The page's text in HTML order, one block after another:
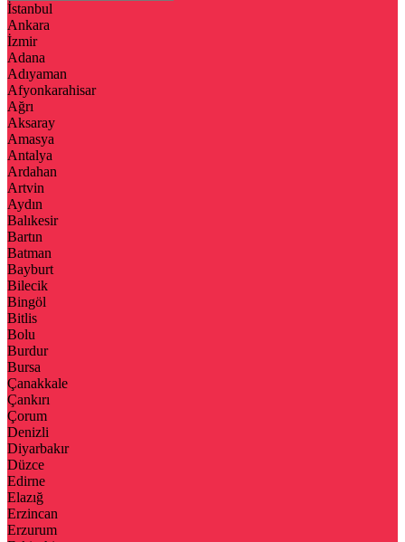
İstanbul
Ankara
İzmir
Adana
Adıyaman
Afyonkarahisar
Ağrı
Aksaray
Amasya
Antalya
Ardahan
Artvin
Aydın
Balıkesir
Bartın
Batman
Bayburt
Bilecik
Bingöl
Bitlis
Bolu
Burdur
Bursa
Çanakkale
Çankırı
Çorum
Denizli
Diyarbakır
Düzce
Edirne
Elazığ
Erzincan
Erzurum